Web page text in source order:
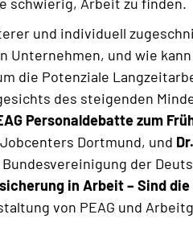
und individuell
Unternehmen, und wie
die Potenziale
des steigenden
Personaldebatte zum
Dortmund, und
der
in Arbeit – Sind die
von PEAG und